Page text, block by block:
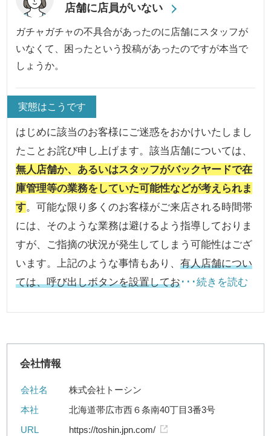
店舗に店員がいない
ガチャガチャの不具合があったのに店舗にスタッフが
いなくて、困ったという投稿があったのですが本当で
しょうか。
実態はこうです
はじめに該当のお客様にご迷惑をおかけいたしまし
たことお詫び申し上げます。該当店舗については、
無人店舗か、あるいはスタッフがバックヤードで在
庫管理等の業務をしていた可能性などが考えられま
す。可能な限り多くのお客様がご来店される時間帯
には、そのような業務は避けるよう指導しておりま
すが、ご指摘の状況が発生してしまう可能性はござ
います。上記のような事情もあり、有人店舗につい
ては、呼び出しボタンを設置してお･･･続きを読む
会社情報
会社名
株式会社トーシン
本社
北海道帯広市西６条南40丁目3番3号
URL
https://toshin.jpn.com/